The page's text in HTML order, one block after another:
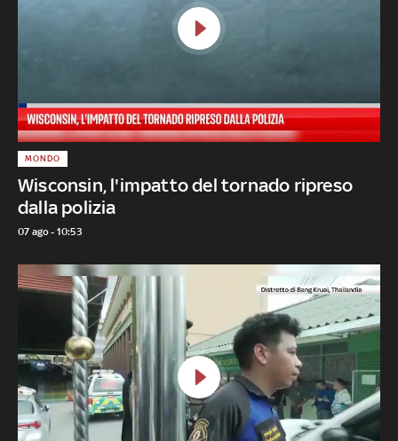
Wisconsin, l'impatto del tornado ripreso
dalla polizia
MONDO
07 ago - 10:53